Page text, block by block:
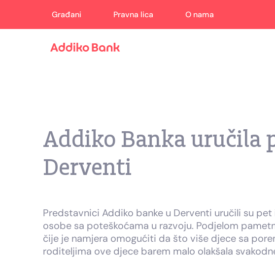
Građani Pravna lica O nama
Addiko Banka uručila
Derventi
Predstavnici Addiko banke u Derventi uručili su
osobe sa poteškoćama u razvoju. Podjelom
čije je namjera omogućiti da što više djece sa
roditeljima ove djece barem malo olakšala